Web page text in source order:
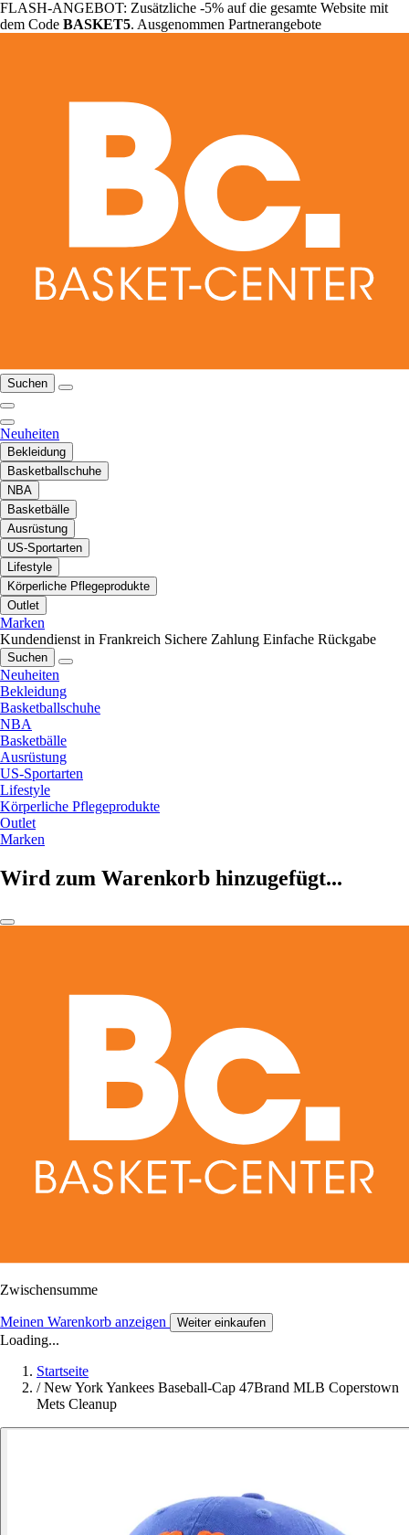
FLASH-ANGEBOT: Zusätzliche -5% auf die gesamte Website mit
dem Code BASKET5. Ausgenommen Partnerangebote
Suchen
Neuheiten
Bekleidung
Basketballschuhe
NBA
Basketbälle
Ausrüstung
US-Sportarten
Lifestyle
Körperliche Pflegeprodukte
Outlet
Marken
Kundendienst in Frankreich Sichere Zahlung Einfache Rückgabe
Suchen
Neuheiten
Bekleidung
Basketballschuhe
NBA
Basketbälle
Ausrüstung
US-Sportarten
Lifestyle
Körperliche Pflegeprodukte
Outlet
Marken
Wird zum Warenkorb hinzugefügt...
Zwischensumme
Meinen Warenkorb anzeigen Weiter einkaufen
Loading...
Startseite
/ New York Yankees Baseball-Cap 47Brand MLB Coperstown
Mets Cleanup